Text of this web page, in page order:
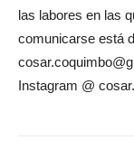
las labores en las
comunicarse está
Instagram @